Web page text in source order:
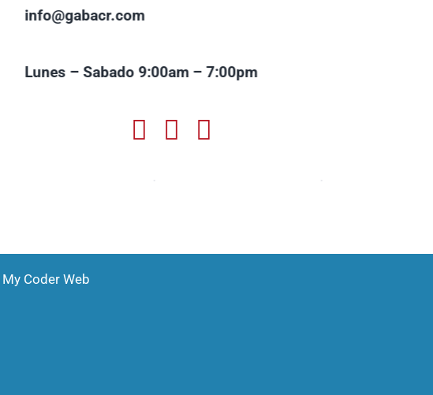
info@gabacr.com
Lunes – Sabado 9:00am – 7:00pm
My Coder Web